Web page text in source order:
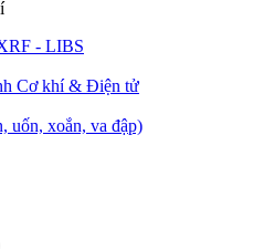
- LIBS
Cơ khí & Điện tử
uốn, xoắn, va đập)